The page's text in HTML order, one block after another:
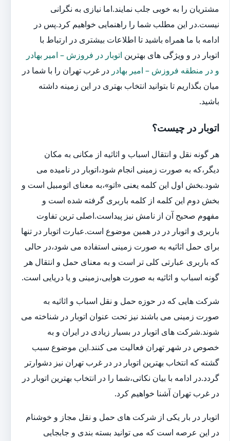
مشتریان را به خوبی جلب نمایند.اما نیازی به نگرانی
نیست.در این مطلب شما را راهنمایی خواهیم کرد.پس در
ادامه با ما همراه باشید تا اطلاعات بیشتری در ارتباط با
اتوبار در و ویژگی های بهترین اتوبار در فروزش – امیر بهادر
و در منطقه فروزش – امیر بهادر در غرب تهران را با شما در
میان بگذاریم تا بتوانید انتخاب بهتری در این زمینه داشته
باشید.
اتوبار در چیست؟
هر گونه نقل و انتقال اسباب و اثاثیه از مکانی به مکان
دیگر،که به صورت زمینی انجام شود،اتوبار در نامیده می
شود.بخش اول این کلمه یعنی «اتو»،به معنای اتومبیل است و
بخش دوم این کلمه از کلمه باربری گرفته شده است و
مفهوم صحیح آن از نامش نیز پیداست.اصلی ترین تفاوت
باربری و اتوبار در در همین موضوع است.عبارت اتوبار در تنها
برای حمل اثاثیه به صورت زمینی استفاده می شود،در حالی
که باربری عبارتی کلی تر است و به معنای حمل و انتقال هر
گونه اسباب و اثاثیه به صورت هوایی،زمینی و یا دریایی است.
شرکت هایی که در حوزه حمل و نقل اسباب و اثاثیه به
صورت زمینی می باشند نیز تحت عنوان اتوبار در شناخته می
شوند.شرکت های اتوبار در بسیار زیادی در ایران و به
خصوص در شهر تهران فعالیت می کنند.این موضوع سبب
گشته که انتخاب بهترین اتوبار در در غرب تهران نیز دشوارتر
گردد.در ادامه با بیان نکاتی،شما را در انتخاب بهترین اتوبار در
در غرب تهران آشنا خواهیم کرد.
اتوبار در بار یکی از شرکت های حمل و نقل مجاز و خوشنام
در این عرصه است که می توانید بسته بندی و جابجایی